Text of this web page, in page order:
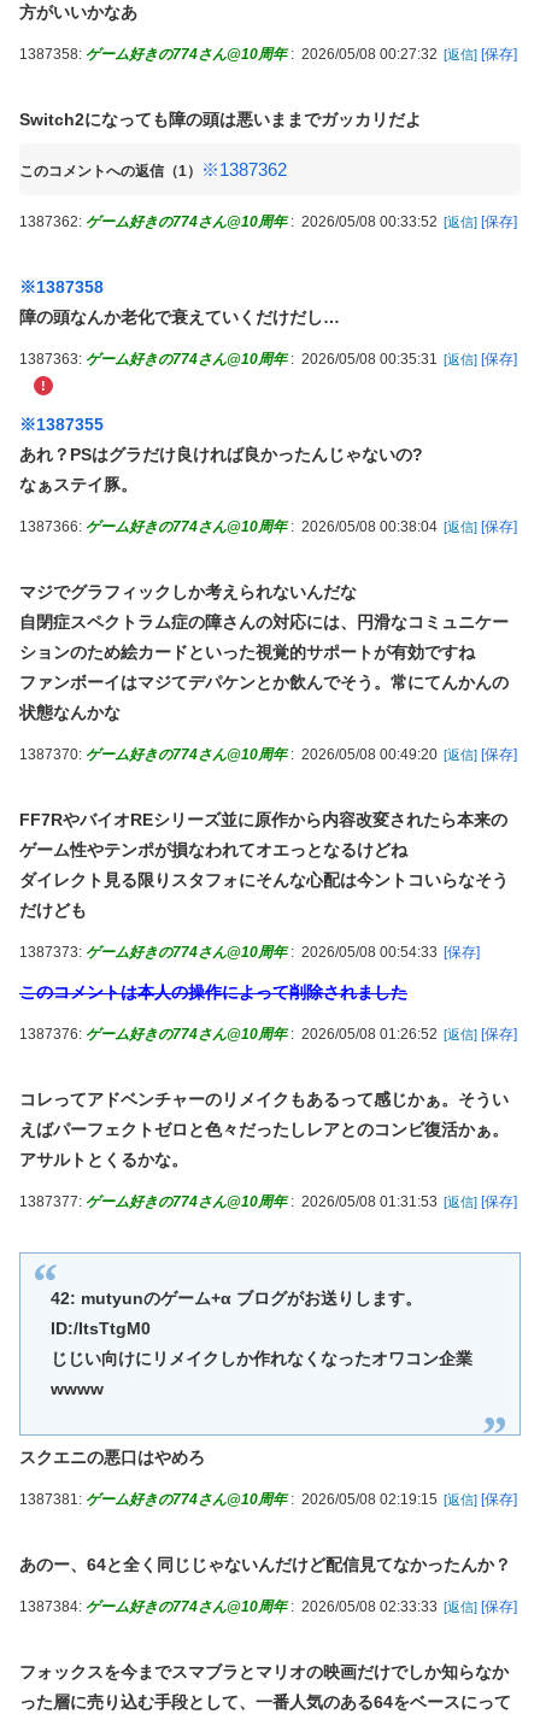
方がいいかなあ
1387358: ゲーム好きの774さん@10周年 : 2026/05/08 00:27:32 [返信] [保存]
Switch2になっても障の頭は悪いままでガッカリだよ
このコメントへの返信（1） ※1387362
1387362: ゲーム好きの774さん@10周年 : 2026/05/08 00:33:52 [返信] [保存]
※1387358
障の頭なんか老化で衰えていくだけだし…
1387363: ゲーム好きの774さん@10周年 : 2026/05/08 00:35:31 [返信] [保存]
!
※1387355
あれ？PSはグラだけ良ければ良かったんじゃないの?
なぁステイ豚。
1387366: ゲーム好きの774さん@10周年 : 2026/05/08 00:38:04 [返信] [保存]
マジでグラフィックしか考えられないんだな
自閉症スペクトラム症の障さんの対応には、円滑なコミュニケー
ションのため絵カードといった視覚的サポートが有効ですね
ファンボーイはマジてデパケンとか飲んでそう。常にてんかんの
状態なんかな
1387370: ゲーム好きの774さん@10周年 : 2026/05/08 00:49:20 [返信] [保存]
FF7RやバイオREシリーズ並に原作から内容改変されたら本来の
ゲーム性やテンポが損なわれてオエっとなるけどね
ダイレクト見る限りスタフォにそんな心配は今ントコいらなそう
だけども
1387373: ゲーム好きの774さん@10周年 : 2026/05/08 00:54:33 [保存]
このコメントは本人の操作によって削除されました
1387376: ゲーム好きの774さん@10周年 : 2026/05/08 01:26:52 [返信] [保存]
コレってアドベンチャーのリメイクもあるって感じかぁ。そうい
えばパーフェクトゼロと色々だったしレアとのコンビ復活かぁ。
アサルトとくるかな。
1387377: ゲーム好きの774さん@10周年 : 2026/05/08 01:31:53 [返信] [保存]
42: mutyunのゲーム+α ブログがお送りします。
ID:/ItsTtgM0
じじい向けにリメイクしか作れなくなったオワコン企業
wwww
スクエニの悪口はやめろ
1387381: ゲーム好きの774さん@10周年 : 2026/05/08 02:19:15 [返信] [保存]
あのー、64と全く同じじゃないんだけど配信見てなかったんか？
1387384: ゲーム好きの774さん@10周年 : 2026/05/08 02:33:33 [返信] [保存]
フォックスを今までスマブラとマリオの映画だけでしか知らなか
った層に売り込む手段として、一番人気のある64をベースにって